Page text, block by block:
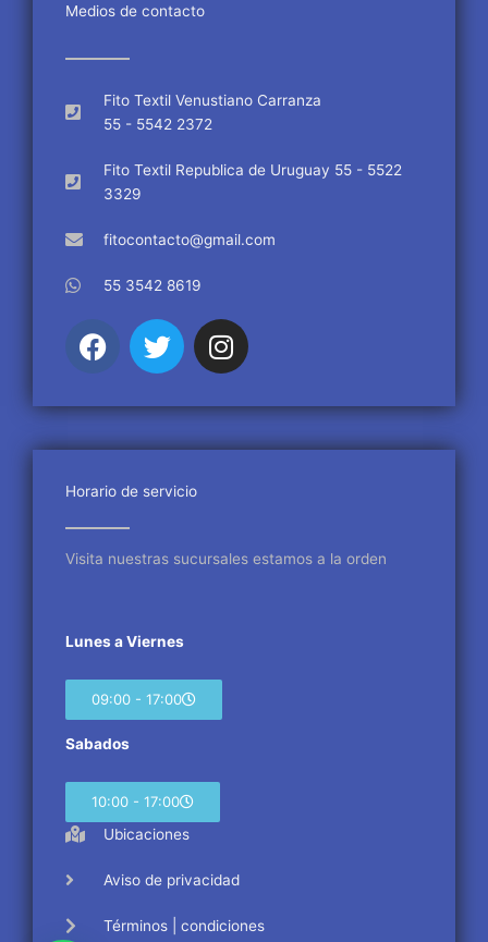
Medios de contacto
Fito Textil Venustiano Carranza
55 - 5542 2372
Fito Textil Republica de Uruguay 55 - 5522
3329
fitocontacto@gmail.com
55 3542 8619
F
a
e
b
o
k
T
w
t
t
r
I
n
t
a
m
Horario de servicio
Visita nuestras sucursales estamos a la orden
Lunes a Viernes
09:00 - 17:00
Sabados
10:00 - 17:00
Ubicaciones
Aviso de privacidad
Términos | condiciones